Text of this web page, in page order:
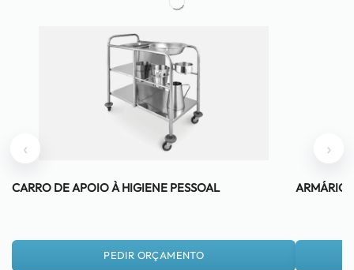
CARRO DE APOIO À HIGIENE PESSOAL
PEDIR ORÇAMENTO
ARMÁRIO
‹ ›